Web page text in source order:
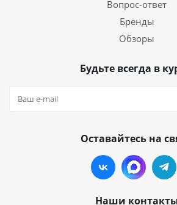
Вопрос-ответ
Бренды
Обзоры
Будьте всегда в
Оставайтесь на
Наши